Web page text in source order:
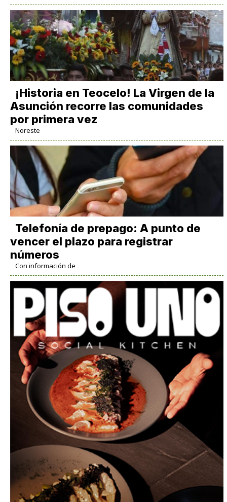
​¡Historia en Teocelo! La Virgen de la
Asunción recorre las comunidades
por primera vez
Noreste
Telefonía de prepago: A punto de
vencer el plazo para registrar
números
Con información de